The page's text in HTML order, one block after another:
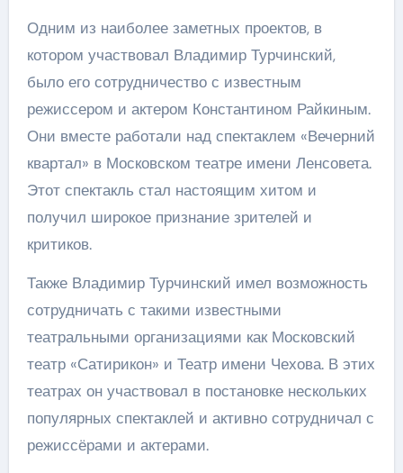
Одним из наиболее заметных проектов, в
котором участвовал Владимир Турчинский,
было его сотрудничество с известным
режиссером и актером Константином Райкиным.
Они вместе работали над спектаклем «Вечерний
квартал» в Московском театре имени Ленсовета.
Этот спектакль стал настоящим хитом и
получил широкое признание зрителей и
критиков.
Также Владимир Турчинский имел возможность
сотрудничать с такими известными
театральными организациями как Московский
театр «Сатирикон» и Театр имени Чехова. В этих
театрах он участвовал в постановке нескольких
популярных спектаклей и активно сотрудничал с
режиссёрами и актерами.